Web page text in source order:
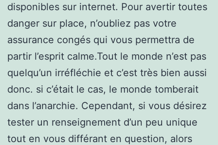
disponibles sur internet. Pour avertir toutes
danger sur place, n’oubliez pas votre
assurance congés qui vous permettra de
partir l’esprit calme.Tout le monde n’est pas
quelqu’un irréfléchie et c’est très bien aussi
donc. si c’était le cas, le monde tomberait
dans l’anarchie. Cependant, si vous désirez
tester un renseignement d’un peu unique
tout en vous différant en question, alors